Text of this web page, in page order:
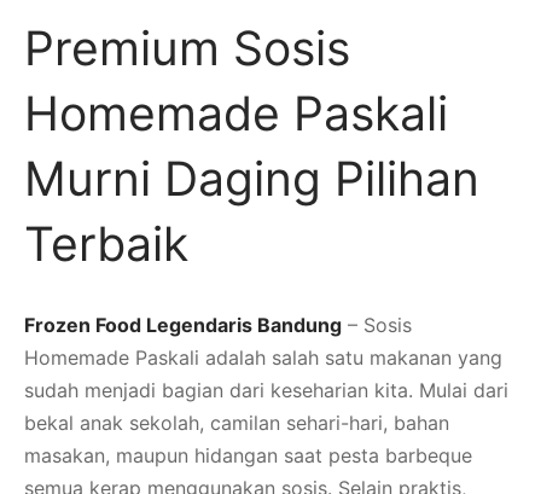
Premium Sosis
Homemade Paskali
Murni Daging Pilihan
Terbaik
Frozen Food Legendaris Bandung – Sosis
Homemade Paskali adalah salah satu makanan yang
sudah menjadi bagian dari keseharian kita. Mulai dari
bekal anak sekolah, camilan sehari-hari, bahan
masakan, maupun hidangan saat pesta barbeque
semua kerap menggunakan sosis. Selain praktis,